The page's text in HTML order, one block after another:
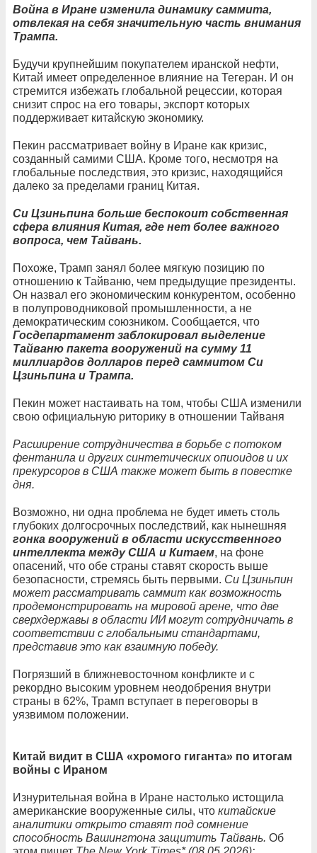
Война в Иране изменила динамику саммита,
отвлекая на себя значительную часть внимания
Трампа.
Будучи крупнейшим покупателем иранской нефти,
Китай имеет определенное влияние на Тегеран. И он
стремится избежать глобальной рецессии, которая
снизит спрос на его товары, экспорт которых
поддерживает китайскую экономику.
Пекин рассматривает войну в Иране как кризис,
созданный самими США. Кроме того, несмотря на
глобальные последствия, это кризис, находящийся
далеко за пределами границ Китая.
Си Цзиньпина больше беспокоит собственная
сфера влияния Китая, где нет более важного
вопроса, чем Тайвань.
Похоже, Трамп занял более мягкую позицию по
отношению к Тайваню, чем предыдущие президенты.
Он назвал его экономическим конкурентом, особенно
в полупроводниковой промышленности, а не
демократическим союзником. Сообщается, что
Госдепартамент заблокировал выделение
Тайваню пакета вооружений на сумму 11
миллиардов долларов перед саммитом Си
Цзиньпина и Трампа.
Пекин может настаивать на том, чтобы США изменили
свою официальную риторику в отношении Тайваня
Расширение сотрудничества в борьбе с потоком
фентанила и других синтетических опиоидов и их
прекурсоров в США также может быть в повестке
дня.
Возможно, ни одна проблема не будет иметь столь
глубоких долгосрочных последствий, как нынешняя
гонка вооружений в области искусственного
интеллекта между США и Китаем, на фоне
опасений, что обе страны ставят скорость выше
безопасности, стремясь быть первыми. Си Цзиньпин
может рассматривать саммит как возможность
продемонстрировать на мировой арене, что две
сверхдержавы в области ИИ могут сотрудничать в
соответствии с глобальными стандартами,
представив это как взаимную победу.
Погрязший в ближневосточном конфликте и с
рекордно высоким уровнем неодобрения внутри
страны в 62%, Трамп вступает в переговоры в
уязвимом положении.
Китай видит в США «хромого гиганта» по итогам
войны с Ираном
Изнурительная война в Иране настолько истощила
американские вооруженные силы, что китайские
аналитики открыто ставят под сомнение
способность Вашингтона защитить Тайвань. Об